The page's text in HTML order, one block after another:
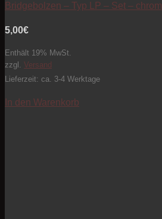
Bridgebolzen – Typ LP – Set – chrom
5,00€
Enthält 19% MwSt.
zzgl. Versand
Lieferzeit: ca. 3-4 Werktage
In den Warenkorb